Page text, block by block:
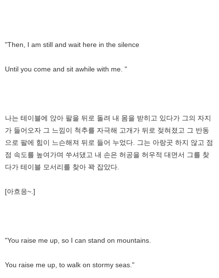
"Then, I am still and wait here in the silence
Until you come and sit awhile with me. "
나는 테이블에 앉아 팔을 뒤로 돌려 내 몸을 받히고 있다가 그의 자지
가 들어오자 그 느낌이 척추를 자극해 고개가 뒤로 젖혀졌고 그 반동
으로 팔에 힘이 느슨해져 뒤로 들어 누었다. 그는 아랑곳 하지 않고 점
점 속도를 높여가며 쑤셔댔고 내 손은 허공을 허우적 대면서 그를 찾
다가 테이블 모서리를 찾아 꽉 잡았다.
[아흐응~.]
"You raise me up, so I can stand on mountains.
You raise me up, to walk on stormy seas."